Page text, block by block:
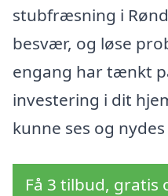
stubfræsning i
besvær, og løse
engang har tænkt
investering i dit
kunne ses og
Få 3 tilbud,